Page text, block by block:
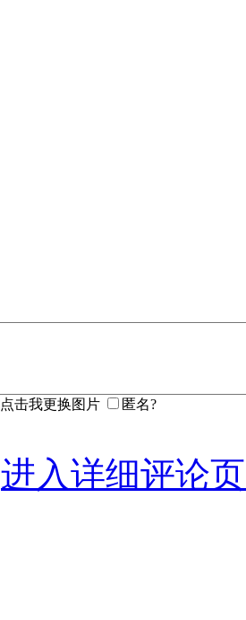
匿名?
进入详细评论